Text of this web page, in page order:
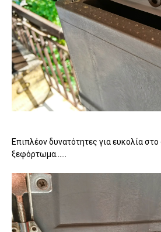
Επιπλέον δυνατότητες για ευκολία
ξεφόρτωμα......